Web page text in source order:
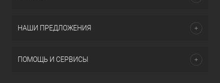
НАШИ ПРЕДЛОЖЕНИЯ
ПОМОЩЬ И СЕРВИСЫ